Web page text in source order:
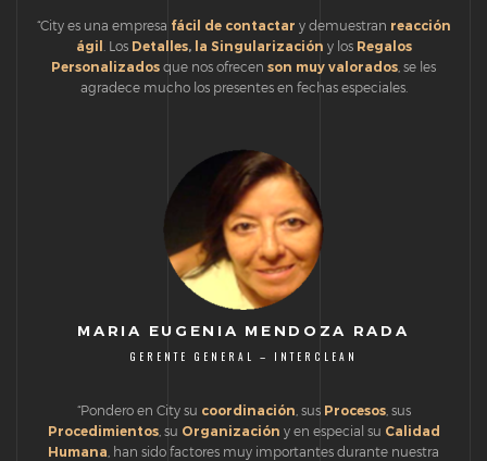
“City es una empresa fácil de contactar y demuestran reacción
ágil . Los Detalles, la Singularización y losRegalos
Personalizados que nos ofrecen son muy valorados , se les
agradece mucho los presentes en fechas especiales.
MARIA EUGENIA MENDOZA RADA
GERENTE GENERAL – INTERCLEAN
“Pondero en City su coordinación , sus Procesos, sus
Procedimientos, su Organización y en especial su Calidad
Humana , han sido factores muy importantes durante nuestra